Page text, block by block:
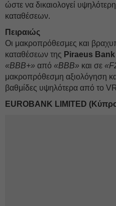
ώστε να δικαιολογεί
καταθέσεων.
Πειραιώς
Οι μακροπρόθεσμες και
καταθέσεων της Piraeus
«BBB+» από «BBB» και σε
μακροπρόθεσμη αξιολόγηση
βαθμίδες υψηλότερα από το
EUROBANK LIMITED